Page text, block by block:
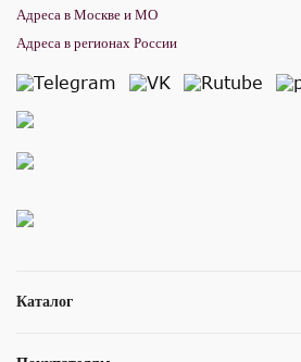
Каталог
Адреса в Москве и МО
Адреса в регионах России